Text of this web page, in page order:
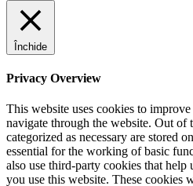
Închide
Privacy Overview
This website uses cookies to
navigate through the website. Out of
categorized as necessary are stored
essential for the working of basic
also use third-party cookies that help
you use this website. These cookies